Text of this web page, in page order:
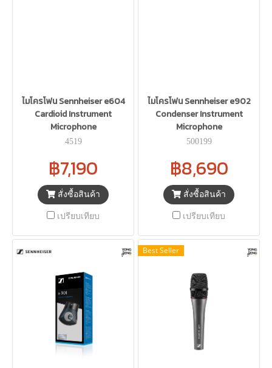
ไมโครโฟน Sennheiser e604
Cardioid Instrument
Microphone
4519
฿7,190
สั่งซื้อสินค้า
เปรียบเทียบ
ไมโครโฟน Sennheiser e902
Condenser Instrument
Microphone
500199
฿8,690
สั่งซื้อสินค้า
เปรียบเทียบ
Best Seller